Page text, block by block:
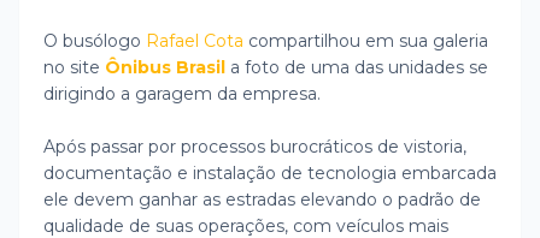
O busólogo Rafael Cota compartilhou em sua galeria
no site Ônibus Brasil a foto de uma das unidades se
dirigindo a garagem da empresa.
Após passar por processos burocráticos de vistoria,
documentação e instalação de tecnologia embarcada
ele devem ganhar as estradas elevando o padrão de
qualidade de suas operações, com veículos mais